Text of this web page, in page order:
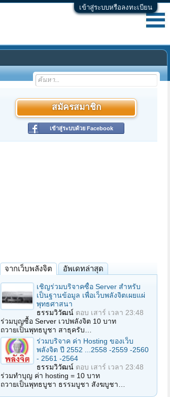
เข้าสู่ระบบหรือลงทะเบียน
สมัครสมาชิก
เข้าสู่ระบบด้วย Facebook
จากเว็บพลังจิต อัพเดทล่าสุด
เชิญร่วมบริจาคซื้อ Server สำหรับ
เป็นฐานข้อมูล เพื่อเว็บพลังจิตเผยแผ่
พุทธศาสนา
ธรรมวิวัฒน์ ตอบ เสาร์ เวลา 23:48
ร่วมบุญซื้อ Server เวปพลังจิต 10 บาท
ถวายเป็นพุทธบูชา สาธุครับ…
ร่วมบริจาค ค่า Hosting ของเว็บ
พลังจิต ปี 2552 ...2558 -2559 -2560
- 2561 -2564
ธรรมวิวัฒน์ ตอบ เสาร์ เวลา 23:48
ร่วมทำบุญ ค่า hosting = 10 บาท
ถวายเป็นพุทธบูชา ธรรมบูชา สังฆบูชา…